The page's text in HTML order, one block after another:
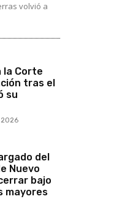
volvió a
la Corte
tras el
su
2026
del
Nuevo
bajo
mayores